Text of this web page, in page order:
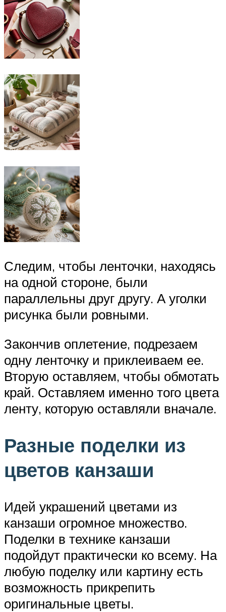
Следим, чтобы ленточки, находясь
на одной стороне, были
параллельны друг другу. А уголки
рисунка были ровными.
Закончив оплетение, подрезаем
одну ленточку и приклеиваем ее.
Вторую оставляем, чтобы обмотать
край. Оставляем именно того цвета
ленту, которую оставляли вначале.
Разные поделки из
цветов канзаши
Идей украшений цветами из
канзаши огромное множество.
Поделки в технике канзаши
подойдут практически ко всему. На
любую поделку или картину есть
возможность прикрепить
оригинальные цветы.